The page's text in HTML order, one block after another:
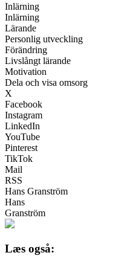
Inlärning
Inlärning
Lärande
Personlig utveckling
Förändring
Livslångt lärande
Motivation
Dela och visa omsorg
X
Facebook
Instagram
LinkedIn
YouTube
Pinterest
TikTok
Mail
RSS
Hans Granström
Hans
Granström
Læs også: